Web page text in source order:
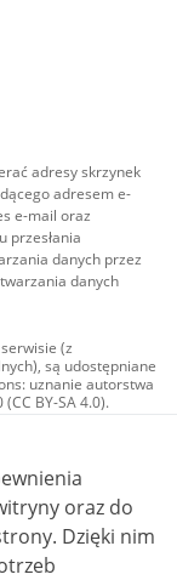
adresy skrzynek
adresem e-
e-mail oraz
przesłania
danych przez
danych
(z
są udostępniane
uznanie autorstwa
BY-SA 4.0).
materiały
licencji typu
użycie
4.0 (CC BY-
inaczej.
oraz do
nim